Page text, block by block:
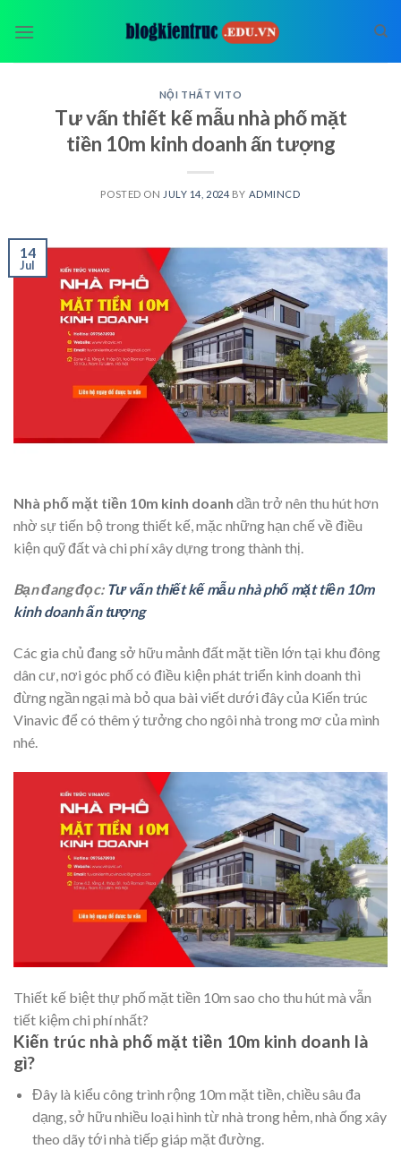
NỘI THẤT VITO
Tư vấn thiết kế mẫu nhà phố mặt
tiền 10m kinh doanh ấn tượng
POSTED ON JULY 14, 2024 BY ADMINCD
14
Jul
Nhà phố mặt tiền 10m kinh doanh dần trở nên thu hút hơn
nhờ sự tiến bộ trong thiết kế, mặc những hạn chế về điều
kiện quỹ đất và chi phí xây dựng trong thành thị.
Bạn đang đọc: Tư vấn thiết kế mẫu nhà phố mặt tiền 10m
kinh doanh ấn tượng
Các gia chủ đang sở hữu mảnh đất mặt tiền lớn tại khu đông
dân cư, nơi góc phố có điều kiện phát triển kinh doanh thì
đừng ngần ngại mà bỏ qua bài viết dưới đây của Kiến trúc
Vinavic để có thêm ý tưởng cho ngôi nhà trong mơ của mình
nhé.
Thiết kế biệt thự phố mặt tiền 10m sao cho thu hút mà vẫn
tiết kiệm chi phí nhất?
Kiến trúc nhà phố mặt tiền 10m kinh doanh là
gì?
Đây là kiểu công trình rộng 10m mặt tiền, chiều sâu đa
dạng, sở hữu nhiều loại hình từ nhà trong hẻm, nhà ống xây
theo dãy tới nhà tiếp giáp mặt đường.